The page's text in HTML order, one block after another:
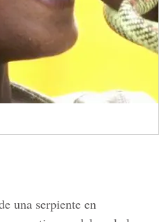
una serpiente en